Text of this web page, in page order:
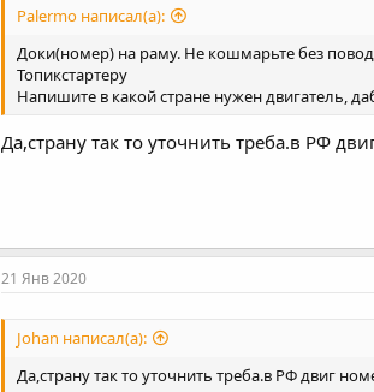
Palermo написал(а):
Доки(номер) на раму. Не кошмарьте без
Топикстартеру
Напишите в какой стране нужен двигатель,
Да,страну так то уточнить треба.в РФ
21 Янв 2020
Johan написал(а):
Да,страну так то уточнить треба.в РФ двиг